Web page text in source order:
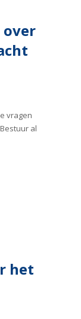
vragen
al
het